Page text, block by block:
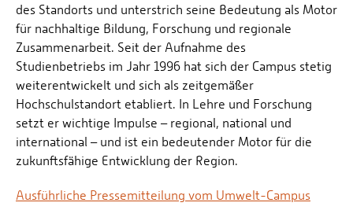
des Standorts und unterstrich seine Bedeutung als Motor
für nachhaltige Bildung, Forschung und regionale
Zusammenarbeit. Seit der Aufnahme des
Studienbetriebs im Jahr 1996 hat sich der Campus stetig
weiterentwickelt und sich als zeitgemäßer
Hochschulstandort etabliert. In Lehre und Forschung
setzt er wichtige Impulse – regional, national und
international – und ist ein bedeutender Motor für die
zukunftsfähige Entwicklung der Region.
Ausführliche Pressemitteilung vom Umwelt-Campus